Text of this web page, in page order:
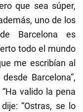
que sea súper,
uno de los
Barcelona es
todo el mundo
me escribían al
Barcelona”,
“Ha valido la pena
“Ostras, se lo